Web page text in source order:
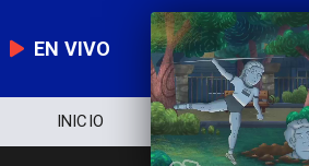
EN VIVO
INICIO NOTICIERO